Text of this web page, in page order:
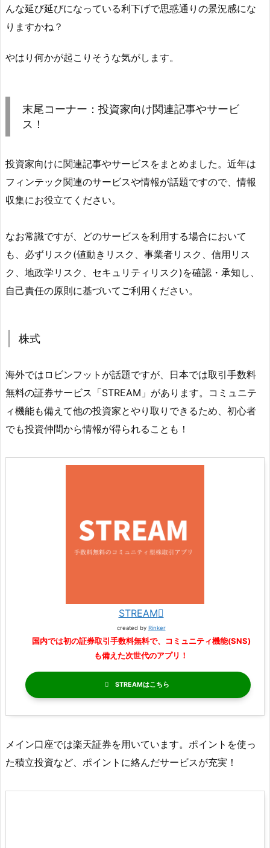
んな延び延びになっている利下げで思惑通りの景況感にな
りますかね？
やはり何かが起こりそうな気がします。
末尾コーナー：投資家向け関連記事やサービ
ス！
投資家向けに関連記事やサービスをまとめました。近年は
フィンテック関連のサービスや情報が話題ですので、情報
収集にお役立てください。
なお常識ですが、どのサービスを利用する場合において
も、必ずリスク(値動きリスク、事業者リスク、信用リス
ク、地政学リスク、セキュリティリスク)を確認・承知し、
自己責任の原則に基づいてご利用ください。
株式
海外ではロビンフットが話題ですが、日本では取引手数料
無料の証券サービス「STREAM」があります。コミュニテ
ィ機能も備えて他の投資家とやり取りできるため、初心者
でも投資仲間から情報が得られることも！
STREAM
created by Rinker
国内では初の証券取引手数料無料で、コミュニティ機能(SNS)
も備えた次世代のアプリ！
STREAM
メイン口座では楽天証券を用いています。ポイントを使っ
た積立投資など、ポイントに絡んだサービスが充実！